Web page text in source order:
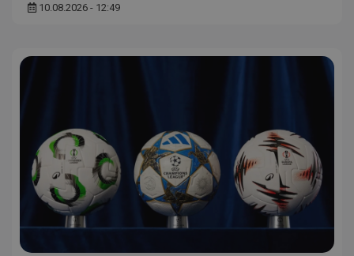
10.08.2026 - 12:49